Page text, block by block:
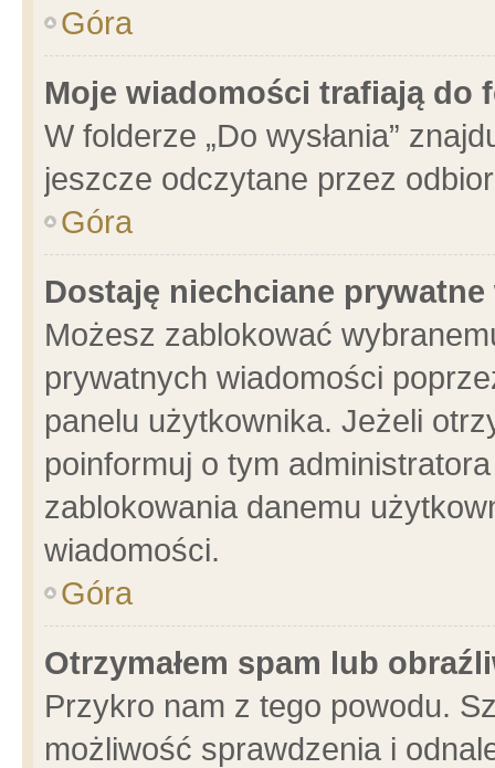
Góra
Moje wiadomości trafiają do
W folderze „Do wysłania”
jeszcze odczytane przez
Góra
Dostaję niechciane
Możesz zablokować
prywatnych wiadomości
panelu użytkownika. Jeżeli
poinformuj o tym
zablokowania danemu
wiadomości.
Góra
Otrzymałem spam lub
Przykro nam z tego powodu.
możliwość sprawdzenia i